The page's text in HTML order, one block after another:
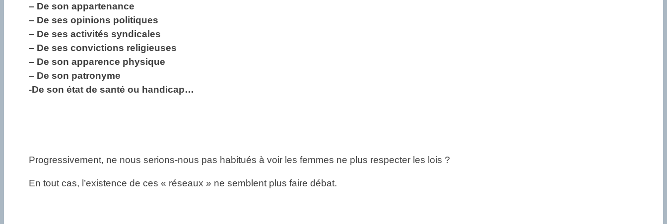
– De son appartenance
– De ses opinions politiques
– De ses activités syndicales
– De ses convictions religieuses
– De son apparence physique
– De son patronyme
-De son état de santé ou handicap…
Progressivement, ne nous serions-nous pas habitués à voir les femmes ne plus respecter les lois ?
En tout cas, l’existence de ces « réseaux » ne semblent plus faire débat.